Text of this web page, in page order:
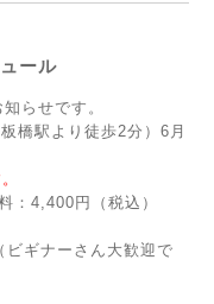
ール
らせです。
橋駅より徒歩2分）6月
：4,400円（税込）
ビギナーさん大歓迎で